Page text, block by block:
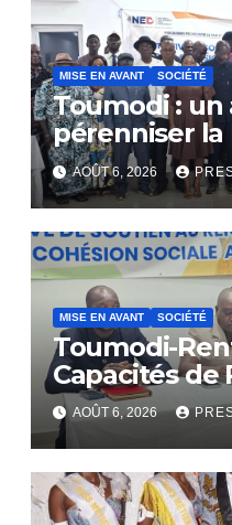
MISE EN AVANT SOCIÉTÉ
Toumodi :
pérenniser
AOÛT 6, 2026
MISE EN AVANT SOCIÉTÉ
Toumodi-
Capacités de
AOÛT 6, 2026